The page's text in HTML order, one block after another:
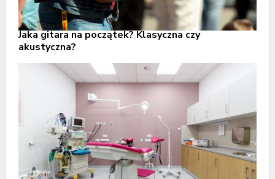
Jaka gitara na początek? Klasyczna czy
akustyczna?